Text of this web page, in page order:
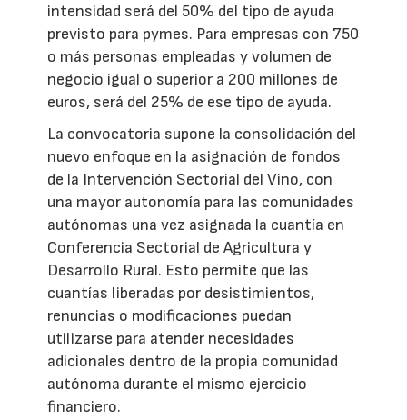
intensidad será del 50% del tipo de ayuda
previsto para pymes. Para empresas con 750
o más personas empleadas y volumen de
negocio igual o superior a 200 millones de
euros, será del 25% de ese tipo de ayuda.
La convocatoria supone la consolidación del
nuevo enfoque en la asignación de fondos
de la Intervención Sectorial del Vino, con
una mayor autonomía para las comunidades
autónomas una vez asignada la cuantía en
Conferencia Sectorial de Agricultura y
Desarrollo Rural. Esto permite que las
cuantías liberadas por desistimientos,
renuncias o modificaciones puedan
utilizarse para atender necesidades
adicionales dentro de la propia comunidad
autónoma durante el mismo ejercicio
financiero.